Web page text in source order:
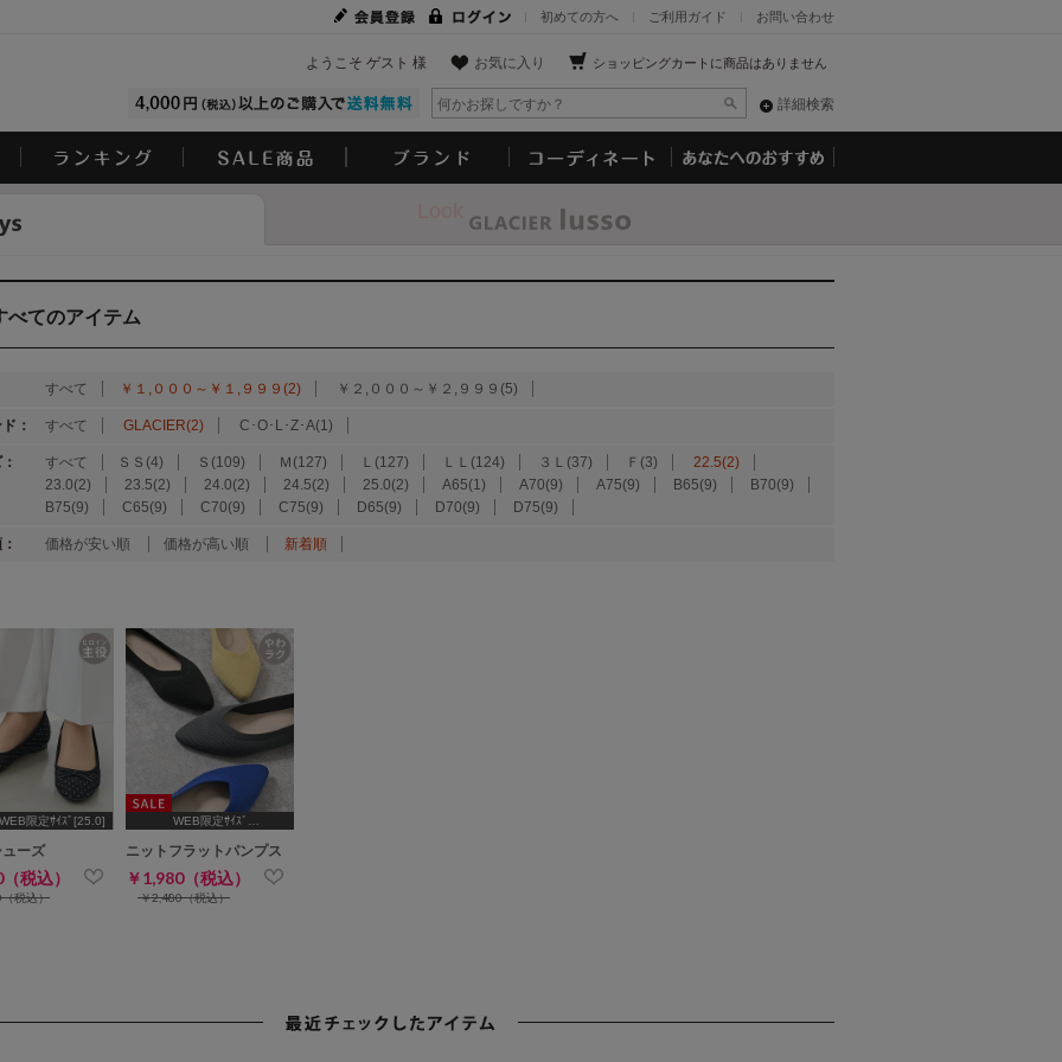
お問い合わせ
ご利用ガイド
初めての方へ
ショッピングカートに商品はありません
お気に入り
ようこそ ゲスト 様
詳細検索
べてのアイテム
すべて ￥１,０００～￥１,９９９(2) ￥２,０００～￥２,９９９(5)
： すべて GLACIER(2) C･O･L･Z･A(1)
すべて ＳＳ(4) Ｓ(109) Ｍ(127) Ｌ(127) ＬＬ(124) ３Ｌ(37) Ｆ(3)
22.5(2)
23.0(2)
23.5(2) 24.0(2) 24.5(2) 25.0(2) A65(1) A70(9) A75(9) B65(9)
B70(9)
B75(9)
C65(9) C70(9) C75(9) D65(9) D70(9) D75(9)
価格が安い順 価格が高い順 新着順
限定ｻｲｽﾞ[25.0]
ーズ
税込）
税込）
WEB限定ｻｲｽﾞ
ニットフラットパンプス
￥1,980（税込）
￥2,480（税込）